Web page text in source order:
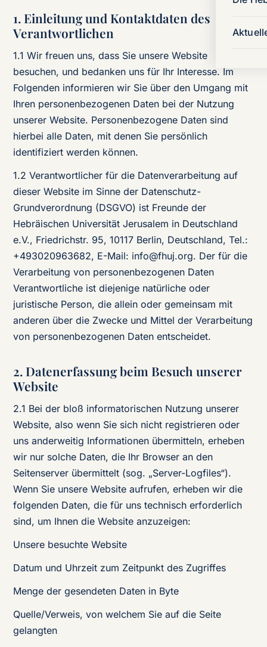
1. Einleitung und Kontaktdaten des
Verantwortlichen
1.1 Wir freuen uns, dass Sie unsere Website
besuchen, und bedanken uns für Ihr Interesse. Im
Folgenden informieren wir Sie über den Umgang mit
Ihren personenbezogenen Daten bei der Nutzung
unserer Website. Personenbezogene Daten sind
hierbei alle Daten, mit denen Sie persönlich
identifiziert werden können.
1.2 Verantwortlicher für die Datenverarbeitung auf
dieser Website im Sinne der Datenschutz-
Grundverordnung (DSGVO) ist Freunde der
Hebräischen Universität Jerusalem in Deutschland
e.V., Friedrichstr. 95, 10117 Berlin, Deutschland, Tel.:
+493020963682, E-Mail: info@fhuj.org. Der für die
Verarbeitung von personenbezogenen Daten
Verantwortliche ist diejenige natürliche oder
juristische Person, die allein oder gemeinsam mit
anderen über die Zwecke und Mittel der Verarbeitung
von personenbezogenen Daten entscheidet.
2. Datenerfassung beim Besuch unserer
Website
2.1 Bei der bloß informatorischen Nutzung unserer
Website, also wenn Sie sich nicht registrieren oder
uns anderweitig Informationen übermitteln, erheben
wir nur solche Daten, die Ihr Browser an den
Seitenserver übermittelt (sog. „Server-Logfiles“).
Wenn Sie unsere Website aufrufen, erheben wir die
folgenden Daten, die für uns technisch erforderlich
sind, um Ihnen die Website anzuzeigen:
Unsere besuchte Website
Datum und Uhrzeit zum Zeitpunkt des Zugriffes
Menge der gesendeten Daten in Byte
Quelle/Verweis, von welchem Sie auf die Seite
gelangten